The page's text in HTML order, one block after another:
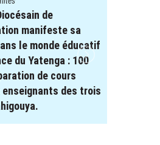
soutient le
: Remise de
aux élèves à
dans les
et du Yaadga .
parwebmaster